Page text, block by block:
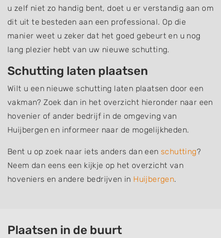
u zelf niet zo handig bent, doet u er verstandig aan om
dit uit te besteden aan een professional. Op die
manier weet u zeker dat het goed gebeurt en u nog
lang plezier hebt van uw nieuwe schutting.
Schutting laten plaatsen
Wilt u een nieuwe schutting laten plaatsen door een
vakman? Zoek dan in het overzicht hieronder naar een
hovenier of ander bedrijf in de omgeving van
Huijbergen en informeer naar de mogelijkheden.
Bent u op zoek naar iets anders dan een schutting?
Neem dan eens een kijkje op het overzicht van
hoveniers en andere bedrijven in Huijbergen.
Plaatsen in de buurt